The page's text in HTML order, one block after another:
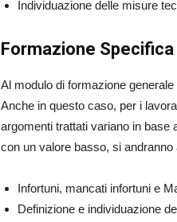
Individuazione delle misure
Formazione
Al modulo di formazione
Anche in questo caso, per i
argomenti trattati variano in base
con un valore basso, si andranno
Infortuni, mancati infortuni e
Definizione e individuazione